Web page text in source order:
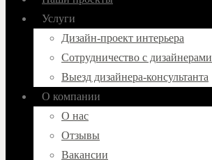
Услуги
Дизайн-проект интерьера
Сотрудничество с дизайнерами
Выезд дизайнера-консультанта
О компании
О нас
Отзывы
Вакансии